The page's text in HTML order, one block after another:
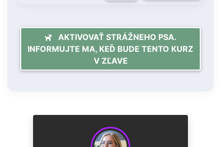
AKTIVOVAŤ STRÁŽNEHO PSA.
INFORMUJTE MA, KEĎ BUDE TENTO KURZ
V ZĽAVE